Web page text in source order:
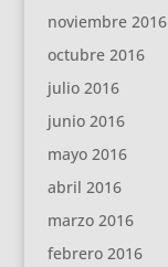
noviembre 2016
octubre 2016
julio 2016
junio 2016
mayo 2016
abril 2016
marzo 2016
febrero 2016